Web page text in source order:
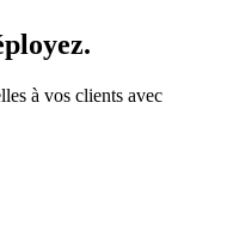
à vos clients avec